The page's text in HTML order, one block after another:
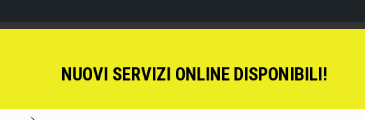
NUOVI SERVIZI ONLINE DISPONIBILI!